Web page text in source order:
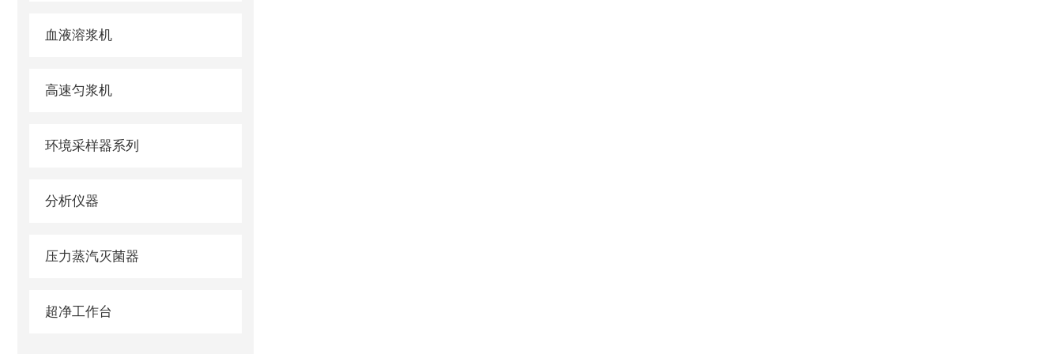
血液溶浆机
高速匀浆机
环境采样器系列
分析仪器
压力蒸汽灭菌器
超净工作台